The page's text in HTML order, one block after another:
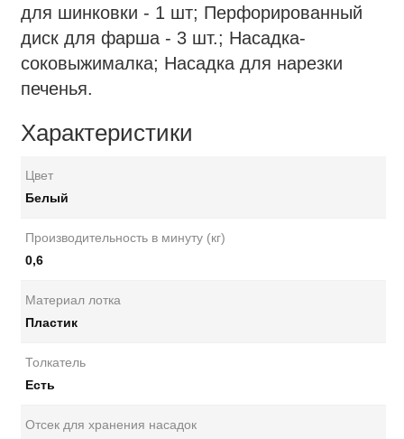
для шинковки - 1 шт; Перфорированный
диск для фарша - 3 шт.; Насадка-
соковыжималка; Насадка для нарезки
печенья.
Характеристики
Цвет
Белый
Производительность в минуту (кг)
0,6
Материал лотка
Пластик
Толкатель
Есть
Отсек для хранения насадок